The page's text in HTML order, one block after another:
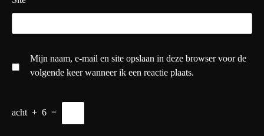
Mijn naam, e-mail en site opslaan in deze browser voor de
volgende keer wanneer ik een reactie plaats.
acht + 6 =